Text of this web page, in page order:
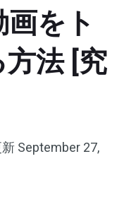
プ
ール
をト
法 [究
September 27,